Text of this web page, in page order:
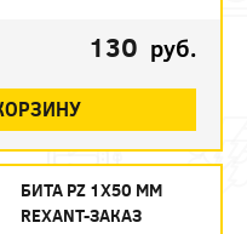
130 руб.
БИТА PZ 1X50 ММ
REXANT-ЗАКАЗ